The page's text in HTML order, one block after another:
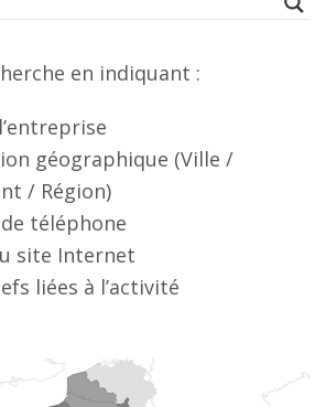
en indiquant :
géographique (Ville /
/ Région)
téléphone
site Internet
liées à l’activité